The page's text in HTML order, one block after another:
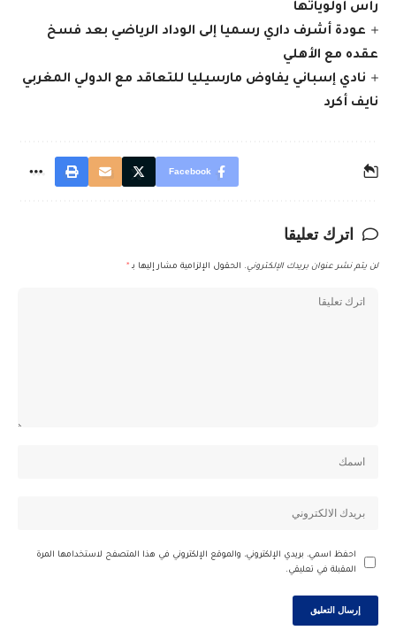
رأس أولوياتها
عودة أشرف داري رسميا إلى الوداد الرياضي بعد فسخ
عقده مع الأهلي
نادي إسباني يفاوض مارسيليا للتعاقد مع الدولي المغربي
نايف أكرد
Facebook
اترك تعليقا
لن يتم نشر عنوان بريدك الإلكتروني. الحقول الإلزامية مشار إليها بـ *
احفظ اسمي، بريدي الإلكتروني، والموقع الإلكتروني في هذا المتصفح لاستخدامها المرة
المقبلة في تعليقي.